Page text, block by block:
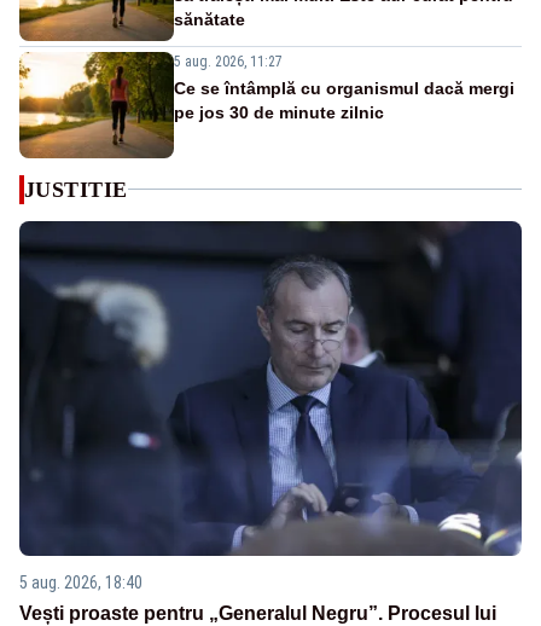
sănătate
5 aug. 2026, 11:27
Ce se întâmplă cu organismul dacă mergi
pe jos 30 de minute zilnic
JUSTITIE
5 aug. 2026, 18:40
Vești proaste pentru „Generalul Negru”. Procesul lui